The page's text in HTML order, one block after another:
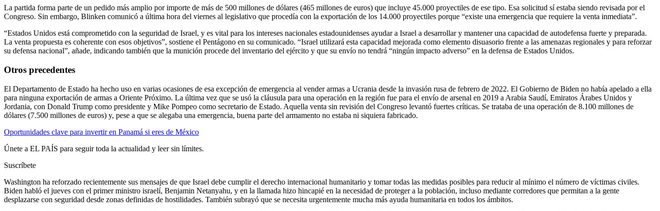
La partida forma parte de un pedido más amplio por importe de más de 500 millones de dólares (465 millones de euros) que incluye 45.000 proyectiles de ese tipo. Esa solicitud sí estaba siendo revisada por el
Congreso. Sin embargo, Blinken comunicó a última hora del viernes al legislativo que procedía con la exportación de los 14.000 proyectiles porque “existe una emergencia que requiere la venta inmediata”.
“Estados Unidos está comprometido con la seguridad de Israel, y es vital para los intereses nacionales estadounidenses ayudar a Israel a desarrollar y mantener una capacidad de autodefensa fuerte y preparada.
La venta propuesta es coherente con esos objetivos”, sostiene el Pentágono en su comunicado. “Israel utilizará esta capacidad mejorada como elemento disuasorio frente a las amenazas regionales y para reforzar
su defensa nacional”, añade, indicando también que la munición procede del inventario del ejército y que su envío no tendrá “ningún impacto adverso” en la defensa de Estados Unidos.
Otros precedentes
El Departamento de Estado ha hecho uso en varias ocasiones de esa excepción de emergencia al vender armas a Ucrania desde la invasión rusa de febrero de 2022. El Gobierno de Biden no había apelado a ella
para ninguna exportación de armas a Oriente Próximo. La última vez que se usó la cláusula para una operación en la región fue para el envío de arsenal en 2019 a Arabia Saudí, Emiratos Árabes Unidos y
Jordania, con Donald Trump como presidente y Mike Pompeo como secretario de Estado. Aquella venta sin revisión del Congreso levantó fuertes críticas. Se trataba de una operación de 8.100 millones de
dólares (7.500 millones de euros) y, pese a que se alegaba una emergencia, buena parte del armamento no estaba ni siquiera fabricado.
Oportunidades clave para invertir en Panamá si eres de México
Únete a EL PAÍS para seguir toda la actualidad y leer sin límites.
Suscríbete
Washington ha reforzado recientemente sus mensajes de que Israel debe cumplir el derecho internacional humanitario y tomar todas las medidas posibles para reducir al mínimo el número de víctimas civiles.
Biden habló el jueves con el primer ministro israelí, Benjamin Netanyahu, y en la llamada hizo hincapié en la necesidad de proteger a la población, incluso mediante corredores que permitan a la gente
desplazarse con seguridad desde zonas definidas de hostilidades. También subrayó que se necesita urgentemente mucha más ayuda humanitaria en todos los ámbitos.